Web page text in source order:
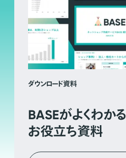
ダウンロード資料
BASEがよくわかる
お役立ち資料